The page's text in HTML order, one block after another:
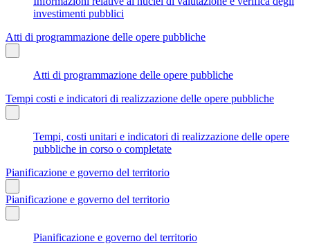
investimenti pubblici
Atti di programmazione delle opere pubbliche
Atti di programmazione delle opere pubbliche
Tempi costi e indicatori di realizzazione delle opere pubbliche
Tempi, costi unitari e indicatori di realizzazione delle opere
pubbliche in corso o completate
Pianificazione e governo del territorio
Pianificazione e governo del territorio
Pianificazione e governo del territorio